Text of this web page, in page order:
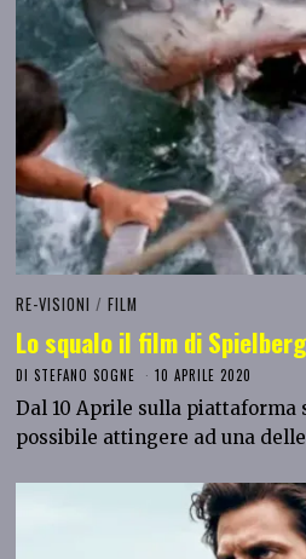
RE-VISIONI / FILM
Lo squalo il film di
DI STEFANO SOGNE 10 APRILE 2020
Dal 10 Aprile sulla piattaforma
possibile attingere ad una